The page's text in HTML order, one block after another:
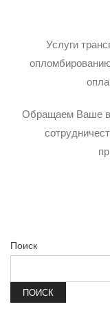
Услуги
Обращаем Ваше
Поиск
ПОИСК